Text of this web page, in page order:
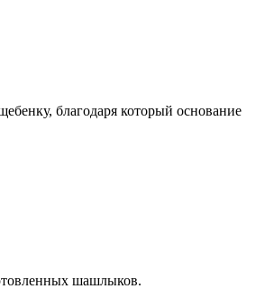
благодаря который основание
шашлыков.